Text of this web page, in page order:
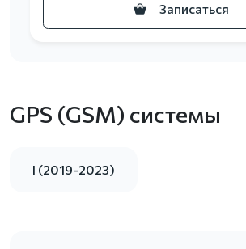
Записаться
GPS (GSM) системы
I (2019-2023)